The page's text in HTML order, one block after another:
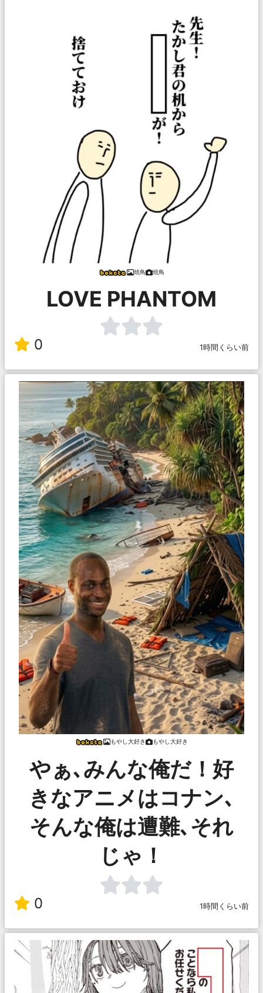
焼鳥 焼鳥
LOVE PHANTOM
0 1時間くらい前
もやし大好き もやし大好き
やぁ､みんな俺だ！好
きなアニメはコナン､
そんな俺は遭難､それ
じゃ！
0 1時間くらい前